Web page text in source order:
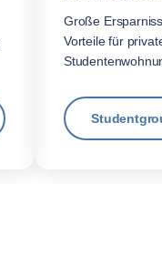
Große
Vorteile für